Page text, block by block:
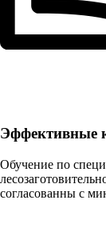
Эффективные
Обучение по
согласованны с